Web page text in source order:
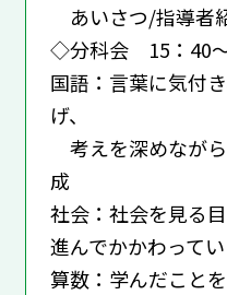
あいさつ/指導者
◇分科会 15：40
国語：言葉に気付
げ、
考えを深めなが
成
社会：社会を見る
進んでかかわって
算数：学んだこと